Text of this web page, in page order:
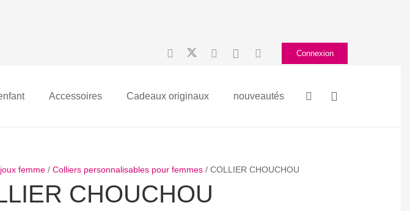
Connexion
Accessoires Cadeaux originaux nouveautés
femme/ Colliers personnalisables pour femmes/ COLLIER CHOUCHOU
CHOUCHOU